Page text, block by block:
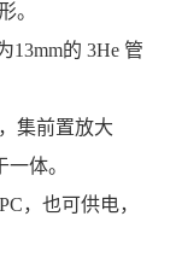
。
13mm的 3He 管
集前置放大
体。
，也可供电，